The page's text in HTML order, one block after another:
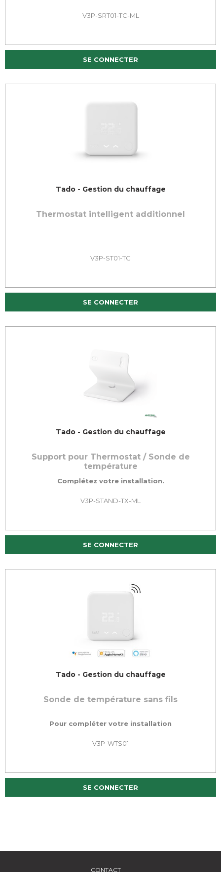
V3P-SRT01-TC-ML
SE CONNECTER
Tado - Gestion du chauffage
Thermostat intelligent additionnel
V3P-ST01-TC
SE CONNECTER
Tado - Gestion du chauffage
Support pour Thermostat / Sonde de
température
Complétez votre installation.
V3P-STAND-TX-ML
SE CONNECTER
Tado - Gestion du chauffage
Sonde de température sans fils
Pour compléter votre installation
V3P-WTS01
SE CONNECTER
CONTACT